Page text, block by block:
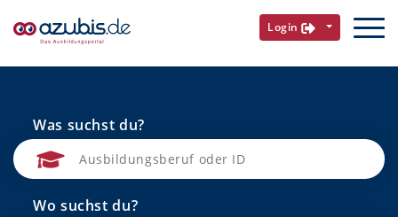
Login
Was suchst du?
Wo suchst du?